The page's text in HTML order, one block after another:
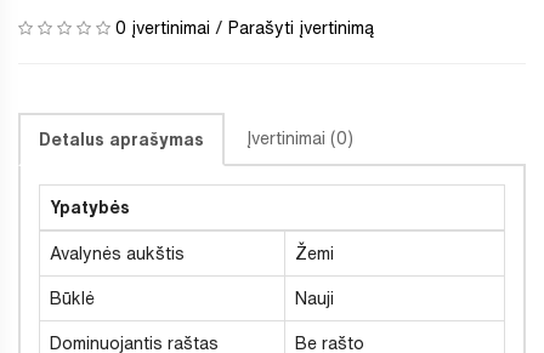
0 įvertinimai / Parašyti įvertinimą
Detalus aprašymas Įvertinimai (0)
Ypatybės
Avalynės aukštis Žemi
Būklė Nauji
Dominuojantis raštas Be rašto